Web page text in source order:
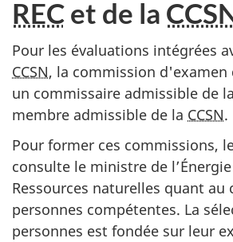
RECet de la
Pour les évaluations intégrées
CCSN, la commission
un commissaire admissible de la
membre admissible de la CCSN.
Pour former ces commissions,
consulte le ministre de
Ressources naturelles quant au
personnes compétentes. La
personnes est fondée sur leur